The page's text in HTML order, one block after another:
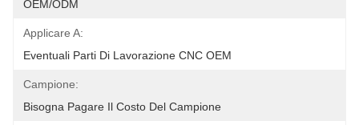
OEM/ODM
Applicare A:
Eventuali Parti Di Lavorazione CNC OEM
Campione:
Bisogna Pagare Il Costo Del Campione